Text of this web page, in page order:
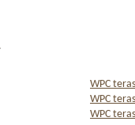
WPC
WPC
WPC